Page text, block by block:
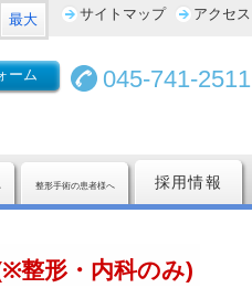
最大 サイトマップ アクセス
045-741-2511
ーム
整形手術の患者様へ 採用情報
※整形・内科のみ)